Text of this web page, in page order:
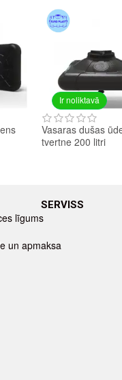
Ir noliktavā
Vasaras dušas
tvertne 200 litri
SERVISS
līgums
un apmaksa